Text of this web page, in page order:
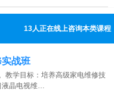
14人正在线上咨询本类课程
战班
教学目标：培养高级家电维修技
液晶电视维…